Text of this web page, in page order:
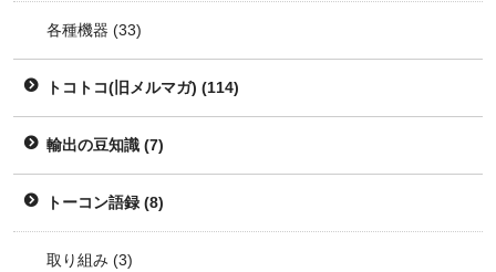
各種機器 (33)
トコトコ(旧メルマガ) (114)
輸出の豆知識 (7)
トーコン語録 (8)
取り組み (3)